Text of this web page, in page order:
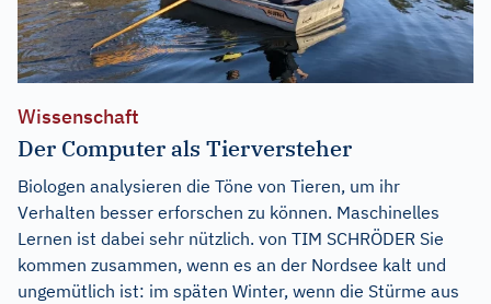
Wissenschaft
Der Computer als Tierversteher
Biologen analysieren die Töne von Tieren, um ihr
Verhalten besser erforschen zu können. Maschinelles
Lernen ist dabei sehr nützlich. von TIM SCHRÖDER Sie
kommen zusammen, wenn es an der Nordsee kalt und
ungemütlich ist: im späten Winter, wenn die Stürme aus